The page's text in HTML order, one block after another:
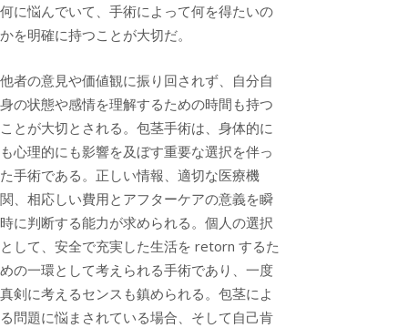
何に悩んでいて、手術によって何を得たいの
かを明確に持つことが大切だ。
他者の意見や価値観に振り回されず、自分自
身の状態や感情を理解するための時間も持つ
ことが大切とされる。包茎手術は、身体的に
も心理的にも影響を及ぼす重要な選択を伴っ
た手術である。正しい情報、適切な医療機
関、相応しい費用とアフターケアの意義を瞬
時に判断する能力が求められる。個人の選択
として、安全で充実した生活を retorn するた
めの一環として考えられる手術であり、一度
真剣に考えるセンスも鎮められる。包茎によ
る問題に悩まされている場合、そして自己肯